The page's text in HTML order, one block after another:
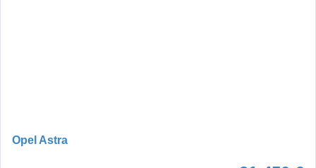
Opel Astra